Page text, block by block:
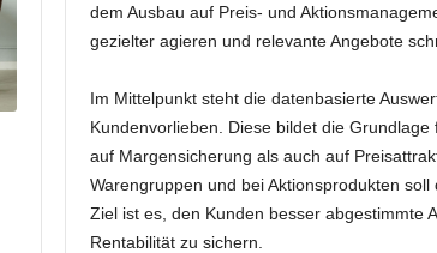
dem Ausbau auf Preis- und
gezielter agieren und relevante Angebote
Im Mittelpunkt steht die datenbasierte
Kundenvorlieben. Diese bildet die
auf Margensicherung als auch auf
Warengruppen und bei Aktionsprodukten
Ziel ist es, den Kunden besser abgestimmte
Rentabilität zu sichern.